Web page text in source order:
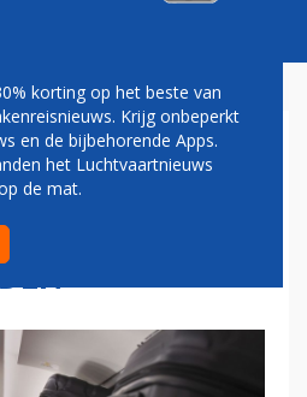
DIENT
WEER
korting op het beste van
Krijg onbeperkt
en de bijbehorende Apps.
het Luchtvaartnieuws
de mat.